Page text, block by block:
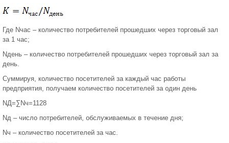
Где Nчас – количество потребителей прошедших через торговый зал
за 1 час;
Nдень – количество потребителей прошедших через торговый зал за
день.
Суммируя, количество посетителей за каждый час работы
предприятия, получаем количество посетителей за один день
NД=∑Nч=1128
Nд – число потребителей, обслуживаемых в течение дня;
Nч – количество посетителей за час.